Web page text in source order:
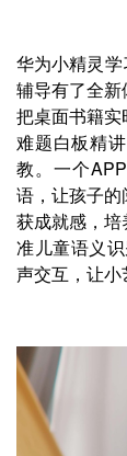
华为小精灵
辅导有了全
把桌面书籍实
难题白板精
教。一个
语，让孩子
获成就感，
准儿童语义
声交互，让小